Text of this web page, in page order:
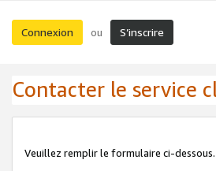
Connexion ou S’inscrire
Contacter le service
Veuillez remplir le formulaire ci-dessous.